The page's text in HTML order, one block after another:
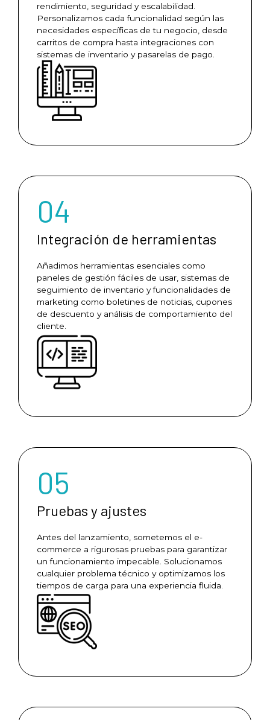
rendimiento, seguridad y escalabilidad.
Personalizamos cada funcionalidad según las
necesidades específicas de tu negocio, desde
carritos de compra hasta integraciones con
sistemas de inventario y pasarelas de pago.
04
Integración de herramientas
Añadimos herramientas esenciales como
paneles de gestión fáciles de usar, sistemas de
seguimiento de inventario y funcionalidades de
marketing como boletines de noticias, cupones
de descuento y análisis de comportamiento del
cliente.
05
Pruebas y ajustes
Antes del lanzamiento, sometemos el e-
commerce a rigurosas pruebas para garantizar
un funcionamiento impecable. Solucionamos
cualquier problema técnico y optimizamos los
tiempos de carga para una experiencia fluida.